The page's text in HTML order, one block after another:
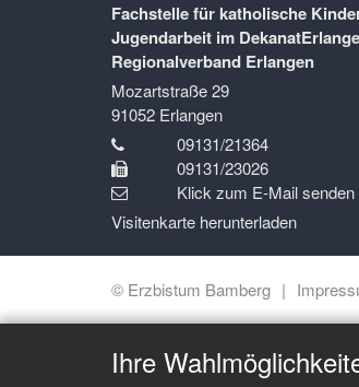
Ihre
Fachstelle für katholische
Jugendarbeit im
Regionalverband Erlangen
Mozartstraße 29
91052 Erlangen
09131/21364
09131/23026
Klick zum E-Mail senden
Visitenkarte herunterladen
© Erzbistum Bamberg